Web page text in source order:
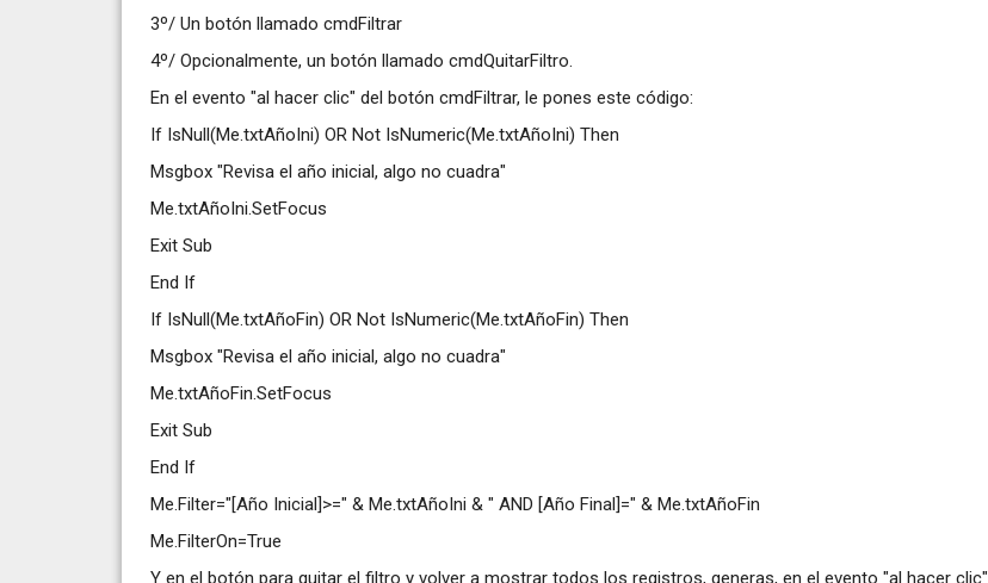
3º/ Un botón llamado cmdFiltrar
4º/ Opcionalmente, un botón llamado cmdQuitarFiltro.
En el evento "al hacer clic" del botón cmdFiltrar, le pones este código:
If IsNull(Me.txtAñoIni) OR Not IsNumeric(Me.txtAñoIni) Then
Msgbox "Revisa el año inicial, algo no cuadra"
Me.txtAñoIni.SetFocus
Exit Sub
End If
If IsNull(Me.txtAñoFin) OR Not IsNumeric(Me.txtAñoFin) Then
Msgbox "Revisa el año inicial, algo no cuadra"
Me.txtAñoFin.SetFocus
Exit Sub
End If
Me.Filter="[Año Inicial]>=" & Me.txtAñoIni & " AND [Año Final]=" & Me.txtAñoFin
Me.FilterOn=True
Y en el botón para quitar el filtro y volver a mostrar todos los registros, generas, en el evento "al hacer clic"